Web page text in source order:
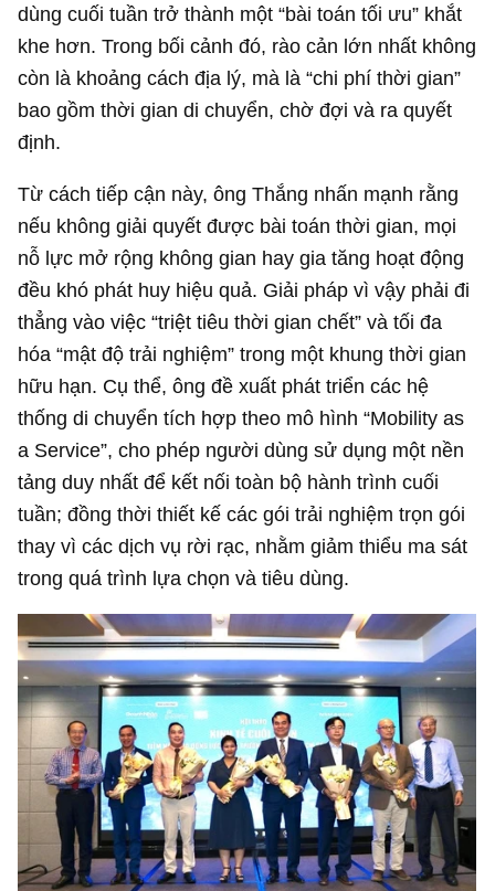
dùng cuối tuần trở thành một “bài toán tối ưu” khắt
khe hơn. Trong bối cảnh đó, rào cản lớn nhất không
còn là khoảng cách địa lý, mà là “chi phí thời gian”
bao gồm thời gian di chuyển, chờ đợi và ra quyết
định.
Từ cách tiếp cận này, ông Thắng nhấn mạnh rằng
nếu không giải quyết được bài toán thời gian, mọi
nỗ lực mở rộng không gian hay gia tăng hoạt động
đều khó phát huy hiệu quả. Giải pháp vì vậy phải đi
thẳng vào việc “triệt tiêu thời gian chết” và tối đa
hóa “mật độ trải nghiệm” trong một khung thời gian
hữu hạn. Cụ thể, ông đề xuất phát triển các hệ
thống di chuyển tích hợp theo mô hình “Mobility as
a Service”, cho phép người dùng sử dụng một nền
tảng duy nhất để kết nối toàn bộ hành trình cuối
tuần; đồng thời thiết kế các gói trải nghiệm trọn gói
thay vì các dịch vụ rời rạc, nhằm giảm thiểu ma sát
trong quá trình lựa chọn và tiêu dùng.